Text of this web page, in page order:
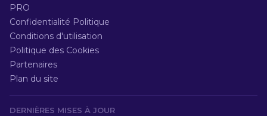
PRO
Confidentialité Politique
Conditions d'utilisation
Politique des Cookies
Partenaires
Plan du site
DERNIÈRES MISES À JOUR